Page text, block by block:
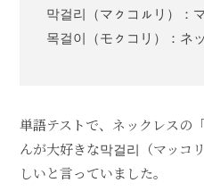
막걸리（マㇰコㇽリ）：
목걸이（モㇰコリ）：ネ
単語テストで、ネックレスの
んが大好きな막걸리（マッコ
しいと言っていました。